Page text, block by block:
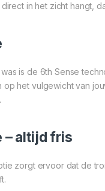
in het zicht hangt,
is de 6th Sense
op het vulgewicht van
– altijd fris
zorgt ervoor dat de